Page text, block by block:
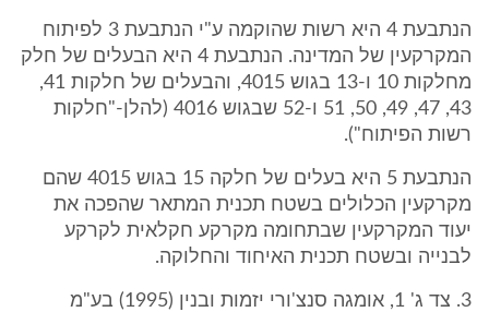
הנתבעת 4 היא רשות שהוקמה ע"י הנתבעת 3 לפיתוח
המקרקעין של המדינה. הנתבעת 4 היא הבעלים של חלק
מחלקות 10 ו-13 בגוש 4015, והבעלים של חלקות 41,
43, 47, 49, 50, 51 ו-52 שבגוש 4016 (להלן-"חלקות
רשות הפיתוח").
הנתבעת 5 היא בעלים של חלקה 15 בגוש 4015 שהם
מקרקעין הכלולים בשטח תכנית המתאר שהפכה את
יעוד המקרקעין שבתחומה מקרקע חקלאית לקרקע
לבנייה ובשטח תכנית האיחוד והחלוקה.
3. צד ג' 1, אומגה סנצ'ורי יזמות ובנין (1995) בע"מ